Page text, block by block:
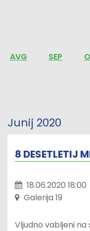
AVG SEP
Junij 2020
8 DESETLETIJ
18.06.2020 18:00
Galerija 19
Vljudno vabljeni